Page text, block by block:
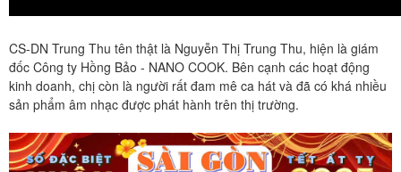
CS-DN Trung Thu tên thật là Nguyễn Thị Trung Thu, hiện là giám
đốc Công ty Hồng Bảo - NANO COOK. Bên cạnh các hoạt động
kinh doanh, chị còn là người rất đam mê ca hát và đã có khá nhiều
sản phẩm âm nhạc được phát hành trên thị trường.